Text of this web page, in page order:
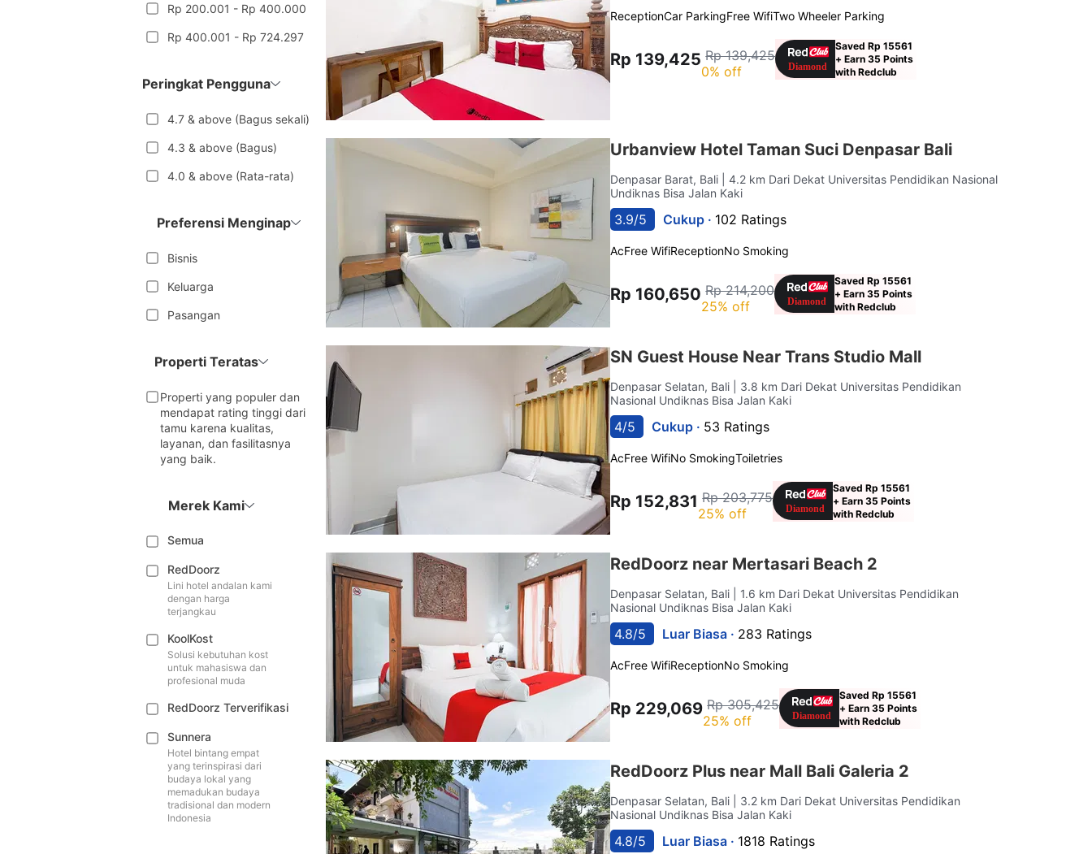
Rp 200.001 - Rp 400.000
Rp 400.001 - Rp 724.297
Peringkat Pengguna
4.7 & above (Bagus sekali)
4.3 & above (Bagus)
4.0 & above (Rata-rata)
Preferensi Menginap
Bisnis
Keluarga
Pasangan
Properti Teratas
Properti yang populer dan
mendapat rating tinggi dari
tamu karena kualitas,
layanan, dan fasilitasnya
yang baik.
Merek Kami
Semua
RedDoorz
Lini hotel andalan kami
dengan harga
terjangkau
KoolKost
Solusi kebutuhan kost
untuk mahasiswa dan
profesional muda
RedDoorz Terverifikasi
Sunnera
Hotel bintang empat
yang terinspirasi dari
budaya lokal yang
memadukan budaya
tradisional dan modern
Indonesia
ReceptionCar ParkingFree WifiTwo Wheeler Parking
Rp 139,425 Rp 139,425
0% off
Saved Rp 15561
+ Earn 35 Points
with Redclub
Urbanview Hotel Taman Suci Denpasar Bali
Denpasar Barat, Bali
| 4.2 km Dari Dekat Universitas Pendidikan Nasional
Undiknas Bisa Jalan Kaki
3.9/5 Cukup · 102 Ratings
AcFree WifiReceptionNo Smoking
Rp 160,650 Rp 214,200
25% off
Saved Rp 15561
+ Earn 35 Points
with Redclub
SN Guest House Near Trans Studio Mall
Denpasar Selatan, Bali
| 3.8 km Dari Dekat Universitas Pendidikan
Nasional Undiknas Bisa Jalan Kaki
4/5 Cukup · 53 Ratings
AcFree WifiNo SmokingToiletries
Rp 152,831 Rp 203,775
25% off
Saved Rp 15561
+ Earn 35 Points
with Redclub
RedDoorz near Mertasari Beach 2
Denpasar Selatan, Bali
| 1.6 km Dari Dekat Universitas Pendidikan
Nasional Undiknas Bisa Jalan Kaki
4.8/5 Luar Biasa · 283 Ratings
AcFree WifiReceptionNo Smoking
Rp 229,069 Rp 305,425
25% off
Saved Rp 15561
+ Earn 35 Points
with Redclub
RedDoorz Plus near Mall Bali Galeria 2
Denpasar Selatan, Bali
| 3.2 km Dari Dekat Universitas Pendidikan
Nasional Undiknas Bisa Jalan Kaki
4.8/5 Luar Biasa · 1818 Ratings